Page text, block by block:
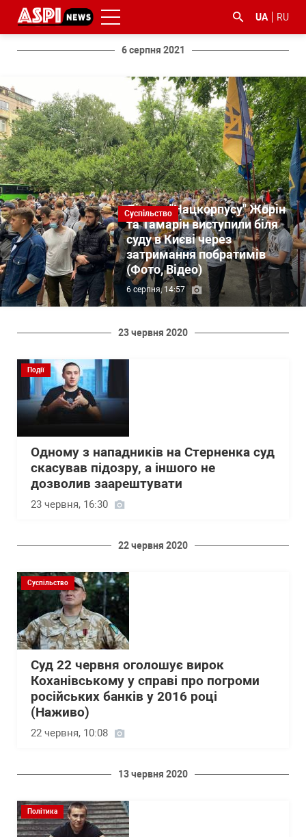
UA RU
6 серпня 2021
Суспільство
Лідери "Нацкорпусу" Жорін
та Тамарін виступили біля
суду в Києві через
затримання побратимів
(Фото, Відео)
6 серпня, 14:57
23 червня 2020
Події
Одному з нападників на Стерненка суд
скасував підозру, а іншого не
дозволив заарештувати
23 червня, 16:30
22 червня 2020
Суспільство
Суд 22 червня оголошує вирок
Коханівському у справі про погроми
російських банків у 2016 році
(Наживо)
22 червня, 10:08
13 червня 2020
Політика
#ООС
#боротьба
з
корупцією
#ДФС #Київ #коронавірус